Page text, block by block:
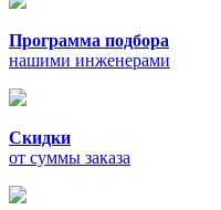
Программа подбора
нашими инженерами
Скидки
от суммы заказа